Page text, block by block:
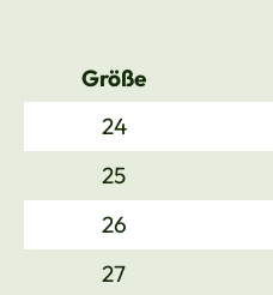
Größe
24
25
26
27